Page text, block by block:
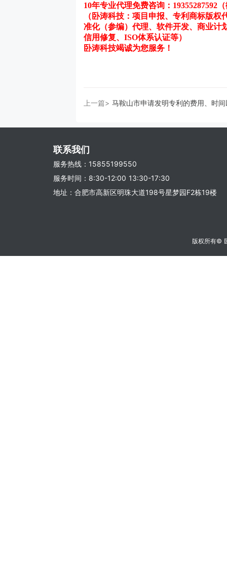
10年专业代理免费咨询： 19355287592
（卧涛科技：项目申报、专利商标版
准化（参编）代理、软件开发、商业计
信用修复、 ISO体系认证等）
卧涛科技竭诚为您服务！
上一篇> 马鞍山市申请发明专利的费用、时
联系我们
服务热线：15855199550
服务时间：8:30-12:00 13:30-17:30
地址：合肥市高新区明珠大道198号星梦园F2栋19楼
版权所有©